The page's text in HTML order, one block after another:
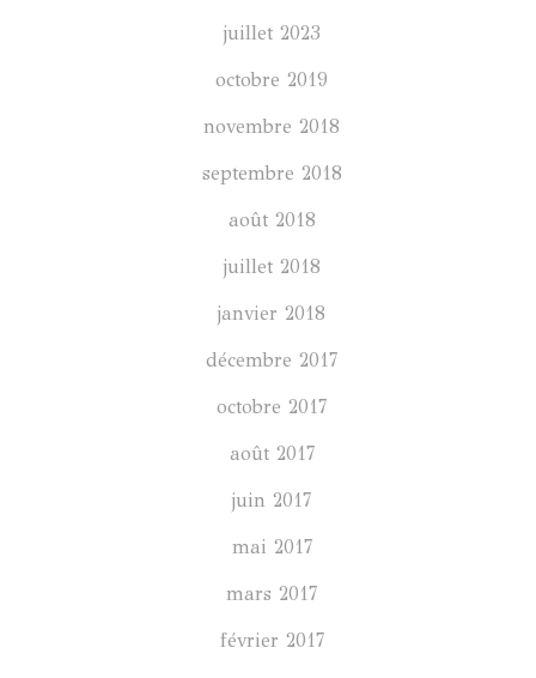
juillet 2023
octobre 2019
novembre 2018
septembre 2018
août 2018
juillet 2018
janvier 2018
décembre 2017
octobre 2017
août 2017
juin 2017
mai 2017
mars 2017
février 2017